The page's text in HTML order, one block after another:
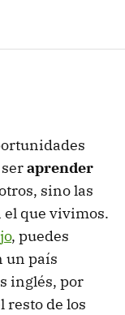
aprender
sino las
que vivimos.
, puedes
un país
inglés, por
resto de los